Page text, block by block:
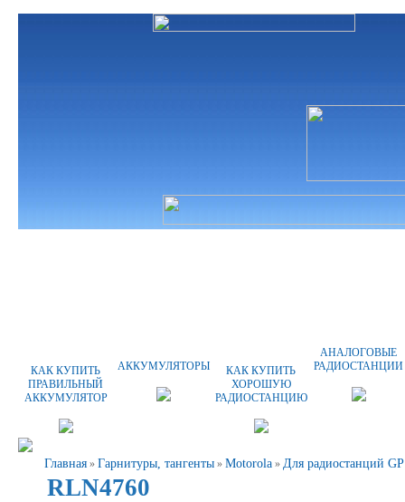
КАК КУПИТЬ
ПРАВИЛЬНЫЙ
АККУМУЛЯТОР
АККУМУЛЯТОРЫ
КАК КУПИТЬ
ХОРОШУЮ
РАДИОСТАНЦИЮ
АНАЛОГОВЫЕ
РАДИОСТАНЦИИ
Главная » Гарнитуры, тангенты » Motorola » Для радиостанций
RLN4760